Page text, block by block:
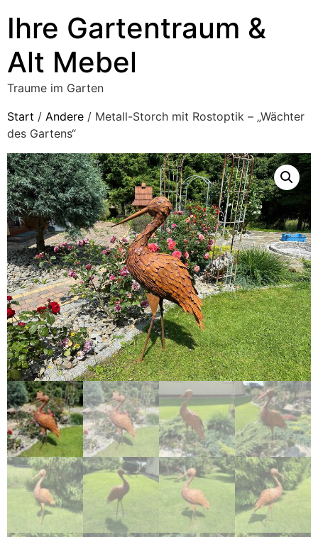
Ihre Gartentraum &
Alt Mebel
Traume im Garten
Start / Andere / Metall-Storch mit Rostoptik – „Wächter
des Gartens“